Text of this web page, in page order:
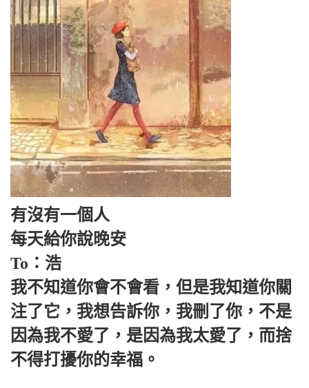
有沒有一個人
每天給你說晚安
To：浩
我不知道你會不會看，但是我知道你關
注了它，我想告訴你，我刪了你，不是
因為我不愛了，是因為我太愛了，而捨
不得打擾你的幸福。